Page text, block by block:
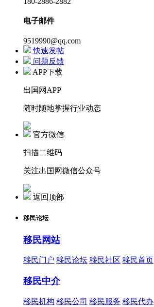
电子邮件
9519990@qq.com
快速发帖
问题反馈
APP下载
出国网APP
随时随地掌握行业动态
官方微信
扫描二维码
关注出国网微信公众号
返回顶部
移民论坛
移民网站
移民门户 移民论坛 移民社区 移民首页
移民中介
移民机构 移民公司 移民服务 移民代办